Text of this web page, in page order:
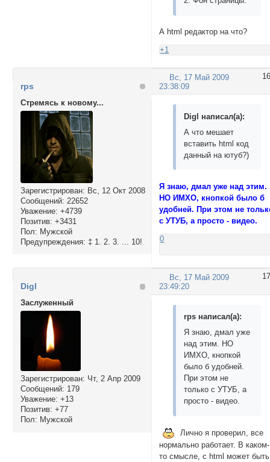
А html редактор на что?
+1
16
Вс, 17 Май 2009
23:38:09
rps
Стремясь к новому...
Зарегистрирован: Вс, 12 Окт 2008
Сообщений: 22652
Уважение: +4739
Позитив: +3431
Пол: Мужской
Предупреждения: ‡ 1. 2. 3. ... 10!
Digl написал(а):
А что мешает
вставить html код
данный на ютуб?)
Я знаю, дмал уже над этим.
НО ИМХО, кнопкой было б
удобней. При этом не
с УТУБ, а просто - видео.
0
17
Вс, 17 Май 2009
23:49:20
Digl
Заслуженный
Зарегистрирован: Чт, 2 Апр 2009
Сообщений: 179
Уважение: +13
Позитив: +77
Пол: Мужской
rps написал(а):
Я знаю, дмал уже
над этим. НО
ИМХО, кнопкой
было б удобней.
При этом не
только с УТУБ, а
просто - видео.
Лично я проверил, все
нормально работает. В каком-
то смысле, с html может быть